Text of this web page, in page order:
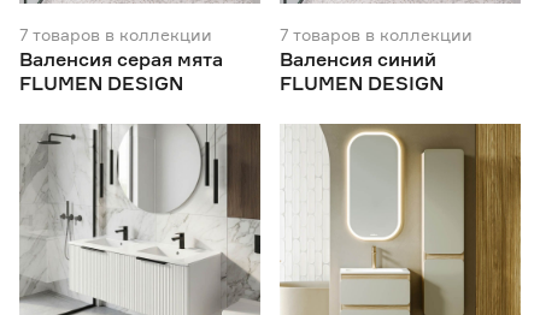
7 товаров в коллекции
Валенсия серая мята
FLUMEN DESIGN
7 товаров в коллекции
Валенсия синий
FLUMEN DESIGN